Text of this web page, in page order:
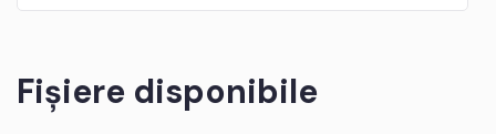
Fișiere disponibile